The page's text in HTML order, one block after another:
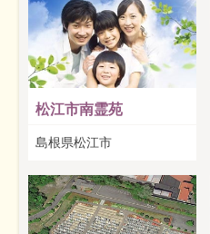
松江市南霊苑
島根県松江市